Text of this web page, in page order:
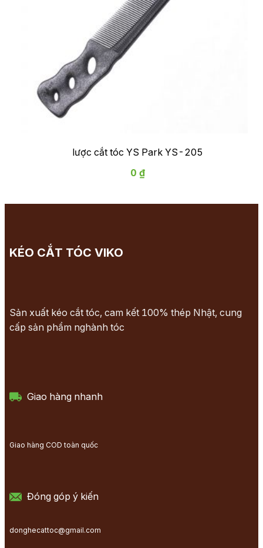
lược cắt tóc YS Park YS-205
0 ₫
KÉO CẮT TÓC VIKO
Sản xuất kéo cắt tóc, cam kết 100% thép Nhật, cung
cấp sản phẩm nghành tóc
Giao hàng nhanh
Giao hàng COD toàn quốc
Đóng góp ý kiến
donghecattoc@gmail.com